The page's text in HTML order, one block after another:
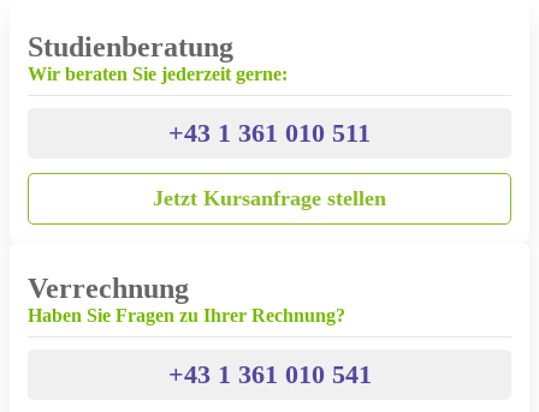
Studienberatung
Wir beraten Sie jederzeit gerne:
+43 1 361 010 511
Jetzt Kursanfrage stellen
Verrechnung
Haben Sie Fragen zu Ihrer Rechnung?
+43 1 361 010 541